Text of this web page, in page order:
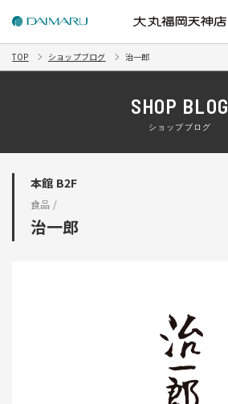
TOP ショップブログ 治一郎
SHOP BLOG
ショップブログ
本館 B2F
食品 /
治一郎